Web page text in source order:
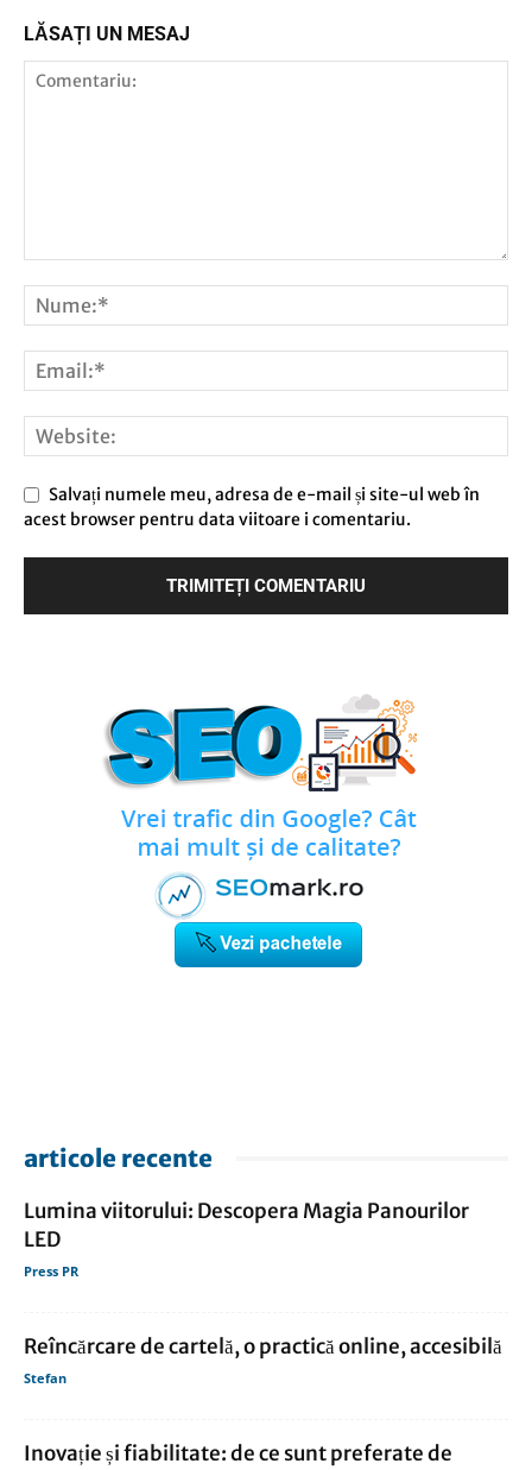
LĂSAȚI UN MESAJ
Salvați numele meu, adresa de e-mail și site-ul web în
acest browser pentru data viitoare i comentariu.
articole recente
Lumina viitorului: Descopera Magia Panourilor
LED
Press PR
Reîncărcare de cartelă, o practică online, accesibilă
Stefan
Inovație și fiabilitate: de ce sunt preferate de